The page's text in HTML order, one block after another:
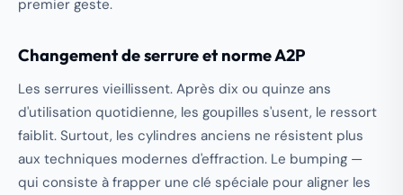
premier geste.
Changement de serrure et norme A2P
Les serrures vieillissent. Après dix ou quinze ans
d'utilisation quotidienne, les goupilles s'usent, le ressort
faiblit. Surtout, les cylindres anciens ne résistent plus
aux techniques modernes d'effraction. Le bumping —
qui consiste à frapper une clé spéciale pour aligner les